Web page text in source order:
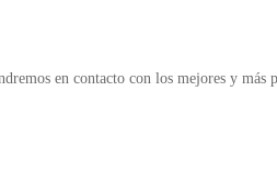
en contacto con los mejores y más